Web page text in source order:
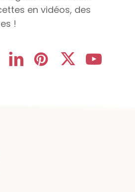
en vidéos, des
!